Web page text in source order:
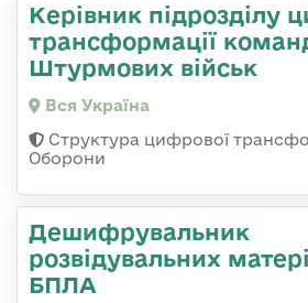
Керівник підрозділу
трансформації
Штурмових військ
Вся Україна
Структура цифрової
Оборони
Дешифрувальник
розвідувальних
БПЛА